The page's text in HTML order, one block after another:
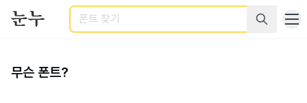
검색
무슨 폰트?